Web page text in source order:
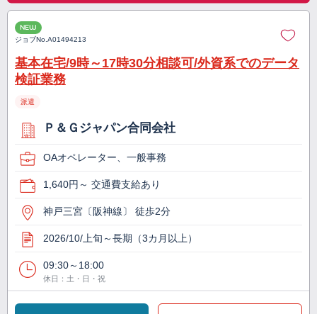
NEW
ジョブNo.A01494213
基本在宅/9時～17時30分相談可/外資系でのデータ
検証業務
派遣
Ｐ＆Ｇジャパン合同会社
OAオペレーター、一般事務
1,640円～ 交通費支給あり
神戸三宮〔阪神線〕 徒歩2分
2026/10/上旬～長期（3カ月以上）
09:30～18:00
休日：土・日・祝